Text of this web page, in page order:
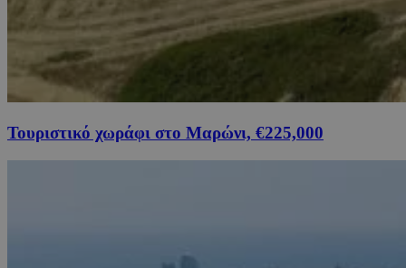
Τουριστικό χωράφι στο Μαρώνι, €225,000